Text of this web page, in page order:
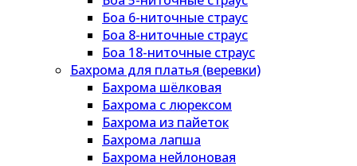
Боа 6-ниточные страус
Боа 8-ниточные страус
Боа 18-ниточные страус
Бахрома для платья (веревки)
Бахрома шёлковая
Бахрома с люрексом
Бахрома из пайеток
Бахрома лапша
Бахрома нейлоновая